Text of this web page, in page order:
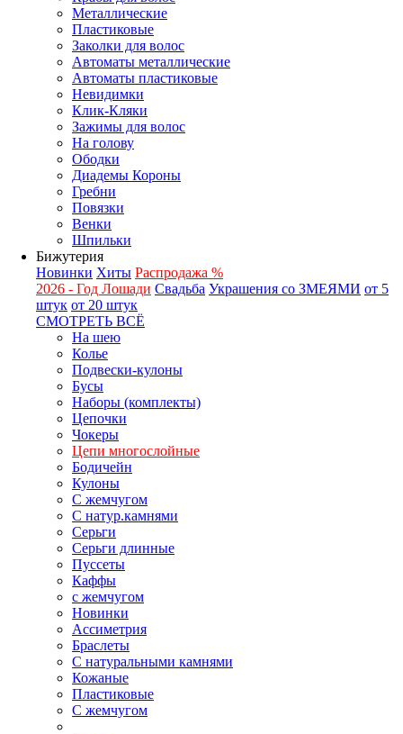
Металлические
Пластиковые
Заколки для волос
Автоматы металлические
Автоматы пластиковые
Невидимки
Клик-Кляки
Зажимы для волос
На голову
Ободки
Диадемы Короны
Гребни
Повязки
Венки
Шпильки
Бижутерия
Новинки Хиты Распродажа %
2026 - Год Лошади Свадьба Украшения со ЗМЕЯМИ от 5
штук от 20 штук
СМОТРЕТЬ ВСЁ
На шею
Колье
Подвески-кулоны
Бусы
Наборы (комплекты)
Цепочки
Чокеры
Цепи многослойные
Бодичейн
Кулоны
С жемчугом
С натур.камнями
Серьги
Серьги длинные
Пуссеты
Каффы
с жемчугом
Новинки
Ассиметрия
Браслеты
С натуральными камнями
Кожаные
Пластиковые
С жемчугом